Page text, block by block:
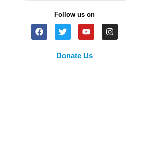
Follow us on
Donate Us